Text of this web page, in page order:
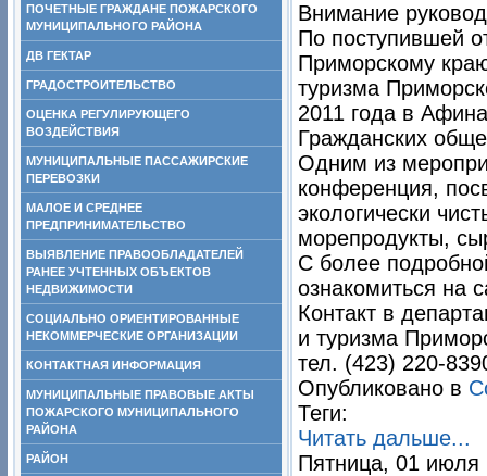
ПОЧЕТНЫЕ ГРАЖДАНЕ ПОЖАРСКОГО
МУНИЦИПАЛЬНОГО РАЙОНА
ДВ ГЕКТАР
ГРАДОСТРОИТЕЛЬСТВО
ОЦЕНКА РЕГУЛИРУЮЩЕГО
ВОЗДЕЙСТВИЯ
МУНИЦИПАЛЬНЫЕ ПАССАЖИРСКИЕ
ПЕРЕВОЗКИ
МАЛОЕ И СРЕДНЕЕ
ПРЕДПРИНИМАТЕЛЬСТВО
ВЫЯВЛЕНИЕ ПРАВООБЛАДАТЕЛЕЙ
РАНЕЕ УЧТЕННЫХ ОБЪЕКТОВ
НЕДВИЖИМОСТИ
СОЦИАЛЬНО ОРИЕНТИРОВАННЫЕ
НЕКОММЕРЧЕСКИЕ ОРГАНИЗАЦИИ
КОНТАКТНАЯ ИНФОРМАЦИЯ
МУНИЦИПАЛЬНЫЕ ПРАВОВЫЕ АКТЫ
ПОЖАРСКОГО МУНИЦИПАЛЬНОГО
РАЙОНА
РАЙОН
Внимание
По поступившей
Приморскому
туризма
2011 года в
Гражданских
Одним из
конференция,
экологически
морепродукты,
С более
ознакомиться на
Контакт в
и туризма
тел. (423) 220-
Опубликовано в
Теги:
Читать дальше...
Пятница, 01 июля